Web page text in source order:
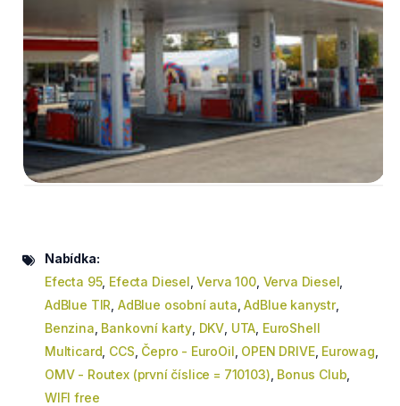
Nabídka:
Efecta 95, Efecta Diesel ,Verva 100, Verva Diesel
AdBlue TIR AdBlue osobní auta ,AdBlue kanystr,
Benzina Bankovní karty DKV UTA EuroShell
Multicard CCS Čepro - EuroOil OPEN DRIVE, Eurowag
OMV - Routex (první číslice = 710103) Bonus Club
WIFI free